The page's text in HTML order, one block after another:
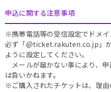
申込に関する注意事項
※携帯電話等の受信設定でドメイ
必ず「@ticket.rakuten.co.jp」
ように設定してください。
メールが届かない事により、
は負いかねます。
※ご購入されたチケットは、理